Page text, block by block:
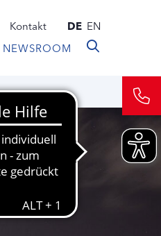
Kontakt DE EN
NEWSROOM